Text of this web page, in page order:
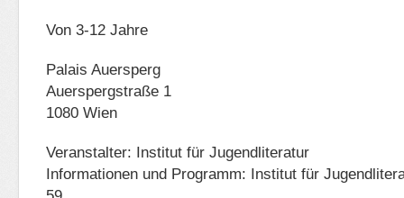
Von 3-12 Jahre
Palais Auersperg
Auerspergstraße 1
1080 Wien
Veranstalter: Institut für Jugendliteratur
Informationen und Programm: Institut für